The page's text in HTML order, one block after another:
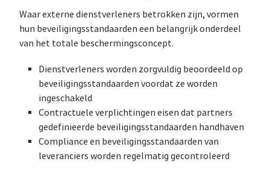
Waar externe dienstverleners betrokken zijn, vormen
hun beveiligingsstandaarden een belangrijk onderdeel
van het totale beschermingsconcept.
Dienstverleners worden zorgvuldig beoordeeld op
beveiligingsstandaarden voordat ze worden
ingeschakeld
Contractuele verplichtingen eisen dat partners
gedefinieerde beveiligingsstandaarden handhaven
Compliance en beveiligingsstandaarden van
leveranciers worden regelmatig gecontroleerd